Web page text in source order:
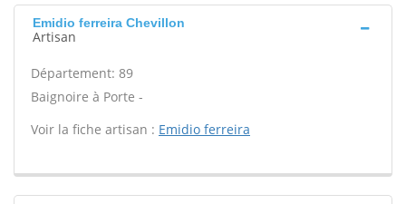
Emidio ferreira Chevillon
Artisan
Département: 89
Baignoire à Porte -
Voir la fiche artisan : Emidio ferreira